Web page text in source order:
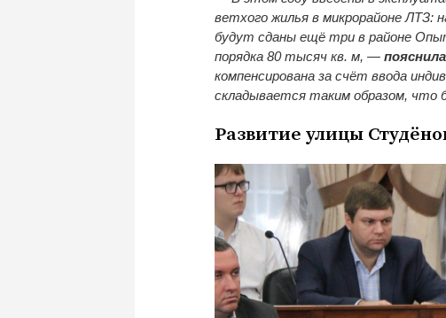
ветхого жилья в микрорайоне ЛТЗ:
будут сданы ещё три в районе
порядка 80 тысяч кв. м, —
компенсирована за счёт ввода
складывается таким образом, что
Развитие улицы